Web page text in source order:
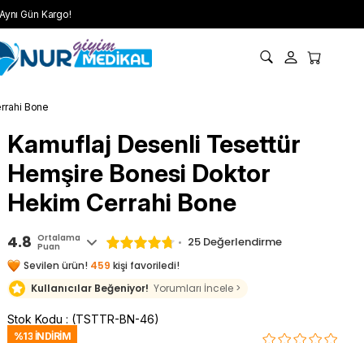
Gün Kargo!
Bone
Kamuflaj Desenli Tesettür
Hemşire Bonesi Doktor
Hekim Cerrahi Bone
4.8 Ortalama
Puan 25 Değerlendirme
Sevilen ürün! 459 kişi favoriledi!
Kullanıcılar Beğeniyor! Yorumları İncele >
Stok Kodu (TSTTR-BN-46)
%13 İNDIRIM